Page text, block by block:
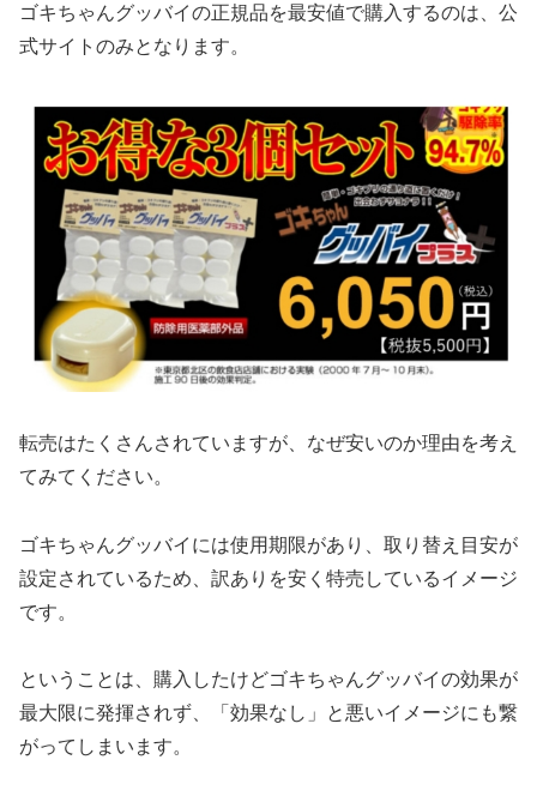
ゴキちゃんグッバイの正規品を最安値で購入するのは、公
式サイトのみとなります。
転売はたくさんされていますが、なぜ安いのか理由を考え
てみてください。
ゴキちゃんグッバイには使用期限があり、取り替え目安が
設定されているため、訳ありを安く特売しているイメージ
です。
ということは、購入したけどゴキちゃんグッバイの効果が
最大限に発揮されず、「効果なし」と悪いイメージにも繋
がってしまいます。